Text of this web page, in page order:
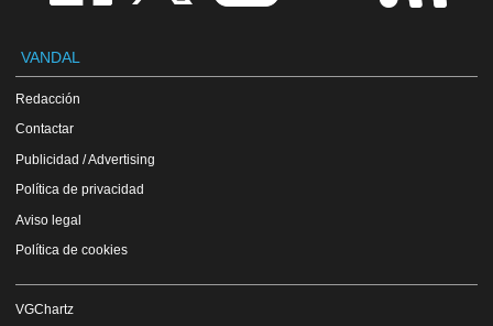
VANDAL
Redacción
Contactar
Publicidad / Advertising
Política de privacidad
Aviso legal
Política de cookies
VGChartz